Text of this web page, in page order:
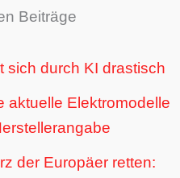
Beiträge
sich durch KI drastisch
aktuelle Elektromodelle
der Europäer retten: